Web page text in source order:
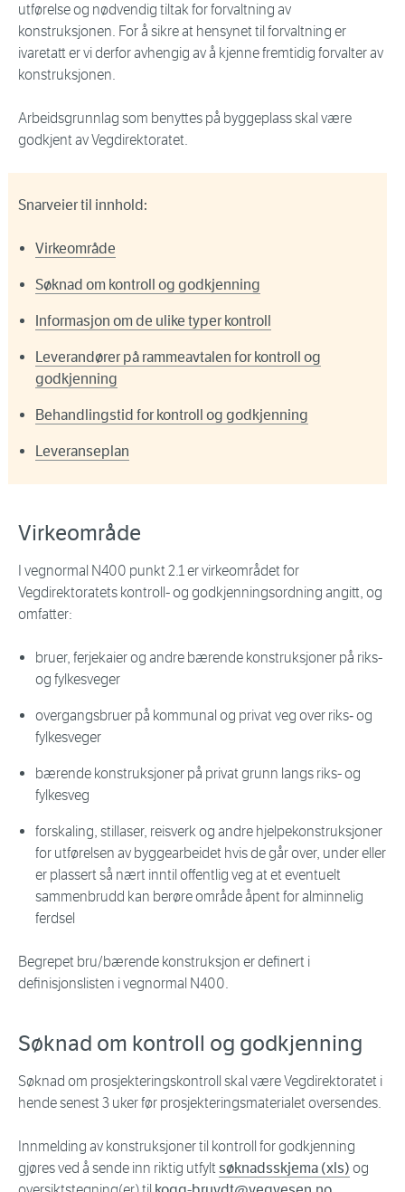
utførelse og nødvendig tiltak for forvaltning av
konstruksjonen. For å sikre at hensynet til forvaltning er
ivaretatt er vi derfor avhengig av å kjenne fremtidig forvalter av
konstruksjonen.
Arbeidsgrunnlag som benyttes på byggeplass skal være
godkjent av Vegdirektoratet.
Snarveier til innhold:
Virkeområde
Søknad om kontroll og godkjenning
Informasjon om de ulike typer kontroll
Leverandører på rammeavtalen for kontroll og
godkjenning
Behandlingstid for kontroll og godkjenning
Leveranseplan
Virkeområde
I vegnormal N400 punkt 2.1 er virkeområdet for
Vegdirektoratets kontroll- og godkjenningsordning angitt, og
omfatter:
bruer, ferjekaier og andre bærende konstruksjoner på riks-
og fylkesveger
overgangsbruer på kommunal og privat veg over riks‐ og
fylkesveger
bærende konstruksjoner på privat grunn langs riks- og
fylkesveg
forskaling, stillaser, reisverk og andre hjelpekonstruksjoner
for utførelsen av byggearbeidet hvis de går over, under eller
er plassert så nært inntil offentlig veg at et eventuelt
sammenbrudd kan berøre område åpent for alminnelig
ferdsel
Begrepet bru/bærende konstruksjon er definert i
definisjonslisten i vegnormal N400.
Søknad om kontroll og godkjenning
Søknad om prosjekteringskontroll skal være Vegdirektoratet i
hende senest 3 uker før prosjekteringsmaterialet oversendes.
Innmelding av konstruksjoner til kontroll for godkjenning
gjøres ved å sende inn riktig utfyltsøknadsskjema (xls) og